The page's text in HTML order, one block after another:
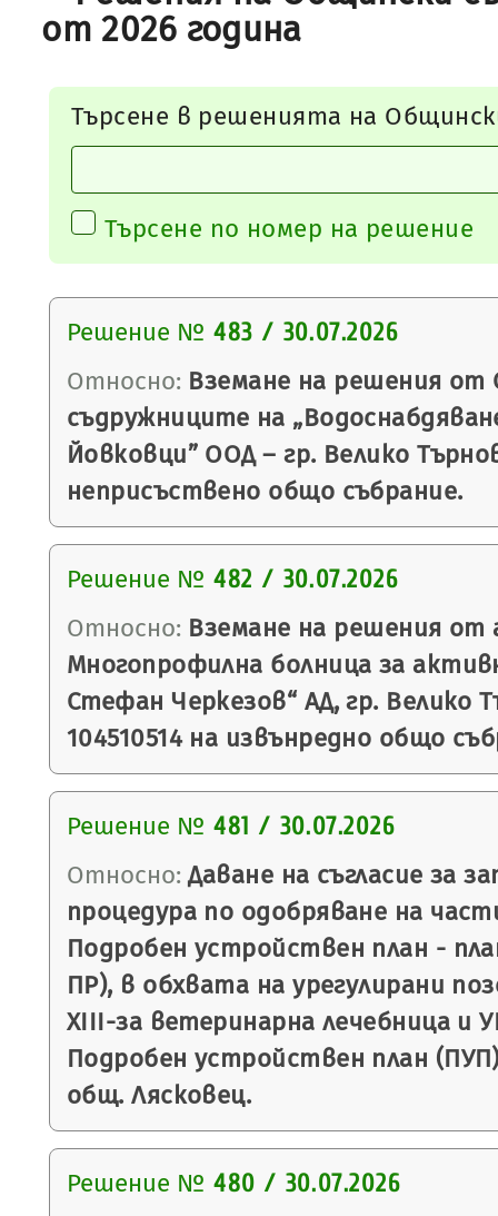
от 2026 година
Търсене в решенията на
Търсене по номер на решение
Решение № 483 / 30.07.2026
Относно: Вземане на решения
съдружниците на
Йовковци” ООД – гр. Велико
неприсъствено общо събрание.
Решение № 482 / 30.07.2026
Относно: Вземане на решения от
Многопрофилна болница за
Стефан Черкезов“ АД, гр. Велико
104510514 на извънредно общо
Решение № 481 / 30.07.2026
Относно: Даване на съгласие за
процедура по одобряване на
Подробен устройствен план -
ПР), в обхвата на урегулирани
ХIII-за ветеринарна лечебница и
Подробен устройствен план
общ. Лясковец.
Решение № 480 / 30.07.2026